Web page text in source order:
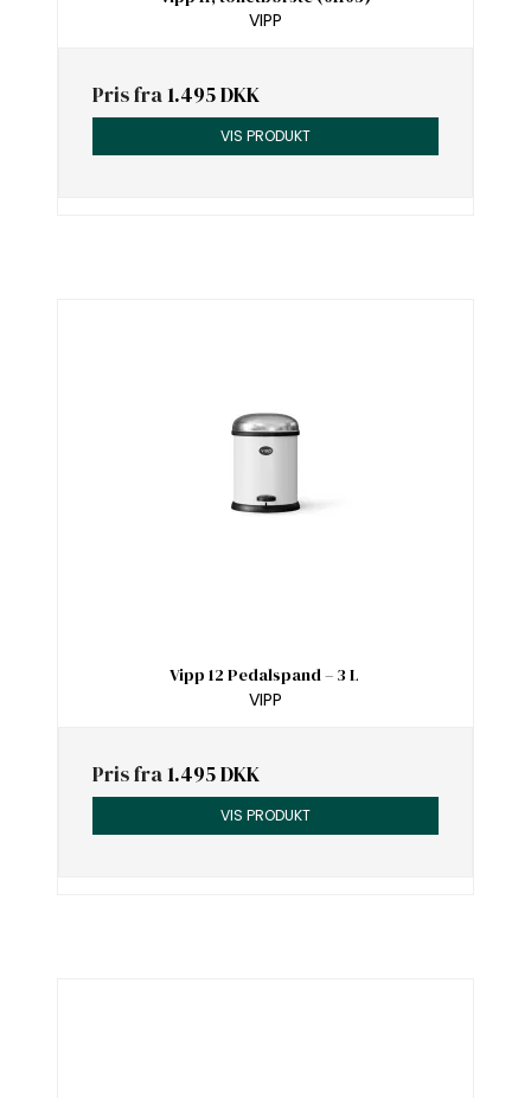
VIPP
Pris fra 1.495 DKK
VIS PRODUKT
Vipp 12 Pedalspand – 3 L
VIPP
Pris fra 1.495 DKK
VIS PRODUKT